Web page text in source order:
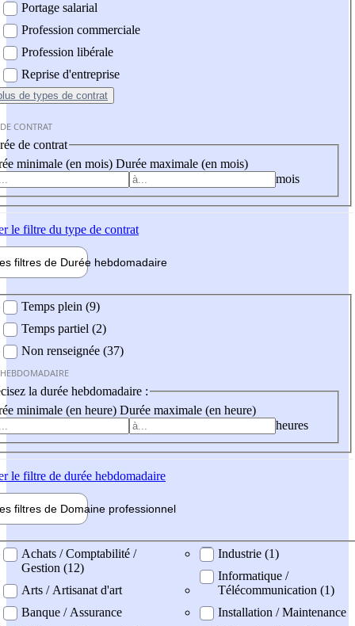
Portage salarial
Profession commerciale
Profession libérale
Reprise d'entreprise
de types de contrat
CONTRAT
de contrat
minimale (en mois) Durée maximale (en mois)
mois
le filtre du type de contrat
filtres de Durée hebdomadaire
Temps plein (9)
Temps partiel (2)
Non renseignée (37)
la durée hebdomadaire :
minimale (en heure) Durée maximale (en heure)
heures
le filtre de durée hebdomadaire
filtres de Domaine professionnel
professionel
Achats / Comptabilité /
Gestion (12)
Arts / Artisanat d'art
Banque / Assurance
Industrie (1)
Informatique /
Télécommunication (1)
Installation / Maintenance